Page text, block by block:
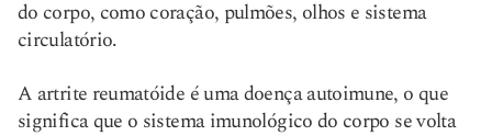
do corpo, como coração, pulmões, olhos e sistema
circulatório.
A artrite reumatóide é uma doença autoimune, o que
significa que o sistema imunológico do corpo se volta